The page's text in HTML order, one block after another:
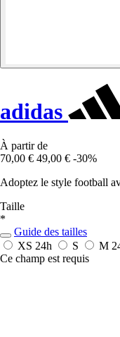
adidas
À partir de
70,00 € 49,00 € -30%
Adoptez le style football
Taille
*
Guide des tailles
XS 24h S M
Ce champ est requis